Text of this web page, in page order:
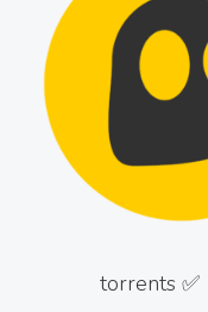
torrents ✅